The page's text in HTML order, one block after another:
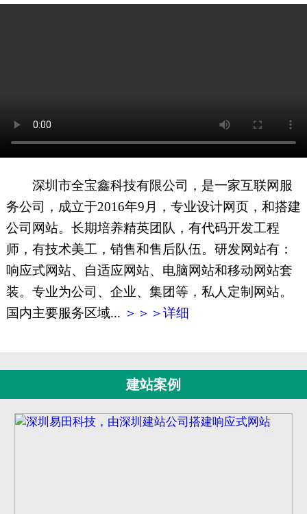
51La
XML地图
深圳市全宝鑫科技有限公司，是一家互联网服
务公司，成立于2016年9月，专业设计网页，和搭建
公司网站。长期培养精英团队，有代码开发工程
师，有技术美工，销售和售后队伍。研发网站有：
响应式网站、自适应网站、电脑网站和移动网站套
装。专业为公司、企业、集团等，私人定制网站。
国内主要服务区域... ＞＞＞详细
建站案例